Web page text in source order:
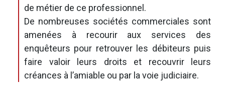
de métier de ce professionnel.
De nombreuses sociétés commerciales sont
amenées à recourir aux services des
enquêteurs pour retrouver les débiteurs puis
faire valoir leurs droits et recouvrir leurs
créances à l’amiable ou par la voie judiciaire.